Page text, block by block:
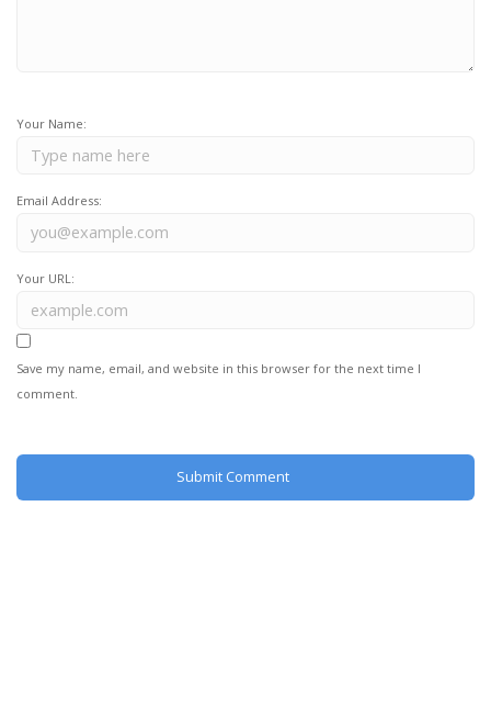
Your Name:
Email Address:
Your URL:
Save my name, email, and website in this browser for the next time I
comment.